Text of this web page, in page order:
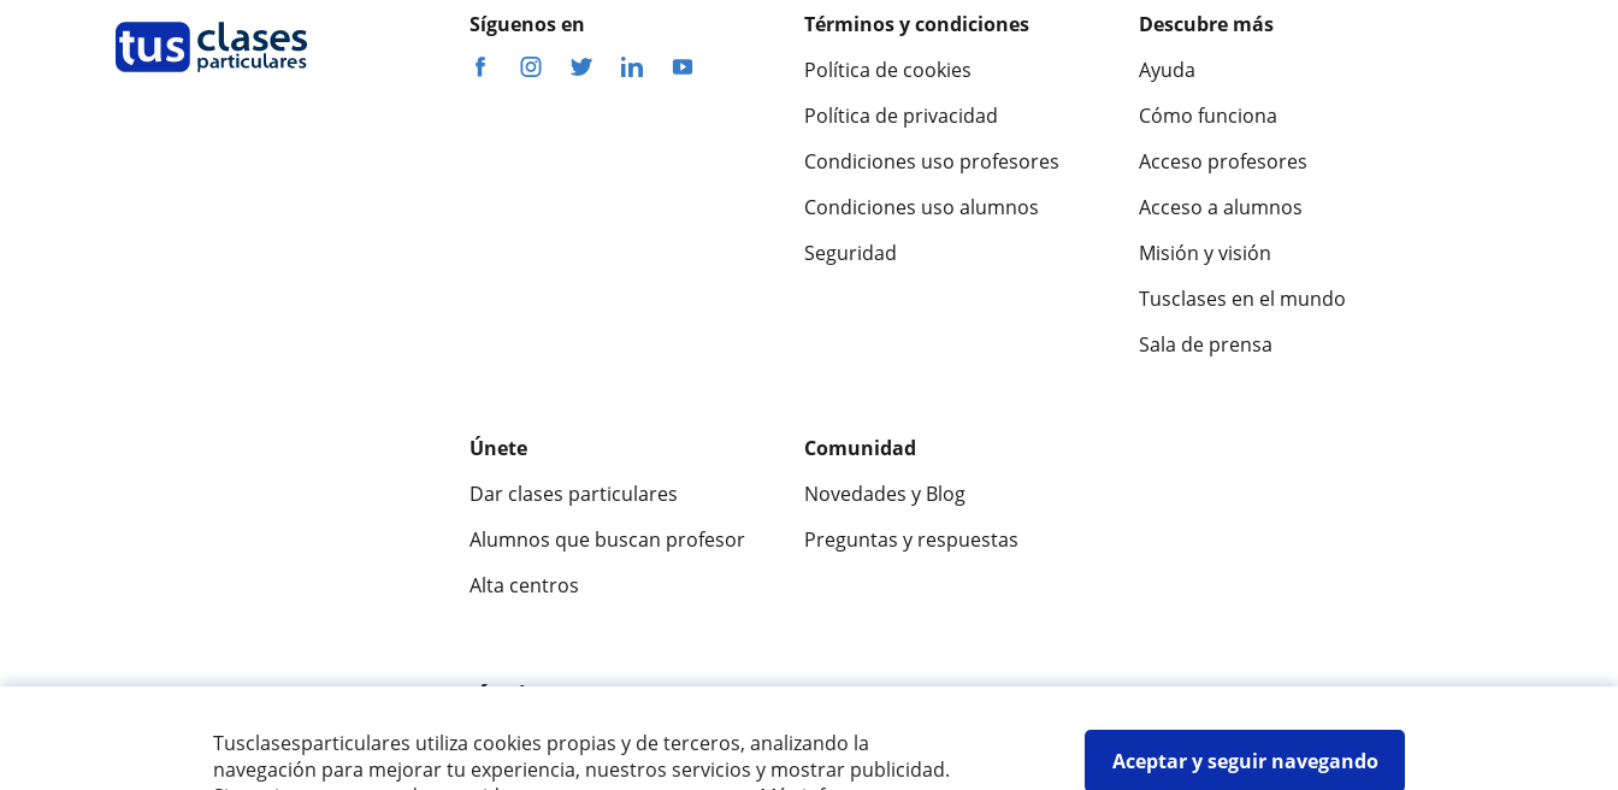
Tusclasesparticulares utiliza cookies propias y de terceros, analizando la
navegación para mejorar tu experiencia, nuestros servicios y mostrar publicidad.
Aceptar y seguir navegando
Síguenos en
Términos y condiciones
Política de cookies
Política de privacidad
Condiciones uso profesores
Condiciones uso alumnos
Seguridad
Descubre más
Ayuda
Cómo funciona
Acceso profesores
Acceso a alumnos
Misión y visión
Tusclases en el mundo
Sala de prensa
Únete
Dar clases particulares
Alumnos que buscan profesor
Alta centros
Comunidad
Novedades y Blog
Preguntas y respuestas
Fantástica 9,5/10 ★★★★★
© 2007 - 2026 Tus clases particulares Mapa web:Profesores particulares